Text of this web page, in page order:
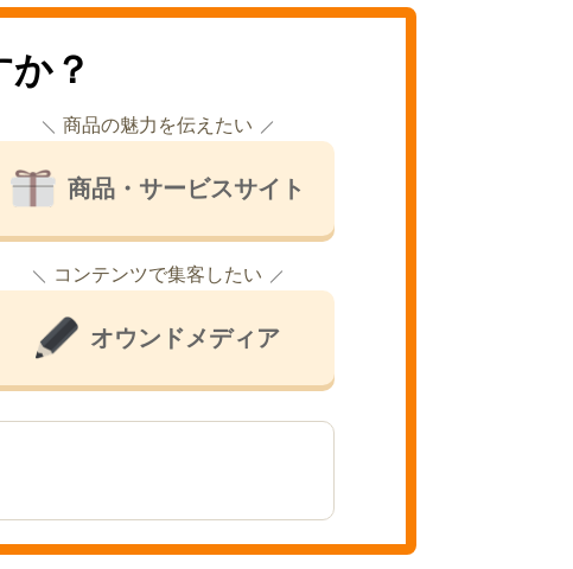
？
商品の魅力を伝えたい
商品・サービスサイト
コンテンツで集客したい
オウンドメディア